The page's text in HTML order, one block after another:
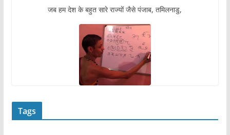
जब हम देश के बहुत सारे राज्यों जैसे पंजाब, तमिलनाडु,
Tags